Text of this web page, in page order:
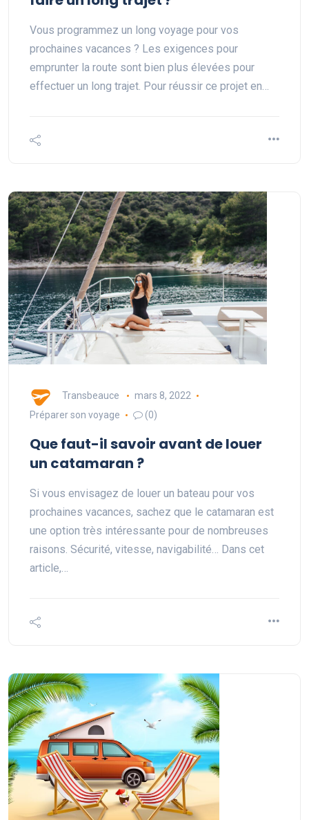
Vous programmez un long voyage pour vos
prochaines vacances ? Les exigences pour
emprunter la route sont bien plus élevées pour
effectuer un long trajet. Pour réussir ce projet en…
Transbeauce
mars 8, 2022
Préparer son voyage
(0)
Que faut-il savoir avant de louer
un catamaran ?
Si vous envisagez de louer un bateau pour vos
prochaines vacances, sachez que le catamaran est
une option très intéressante pour de nombreuses
raisons. Sécurité, vitesse, navigabilité… Dans cet
article,…